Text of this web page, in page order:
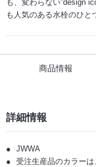
も、変わらない”design
も人気のある水栓のひと
商品情報
詳細情報
JWWA
受注生産品のカラー